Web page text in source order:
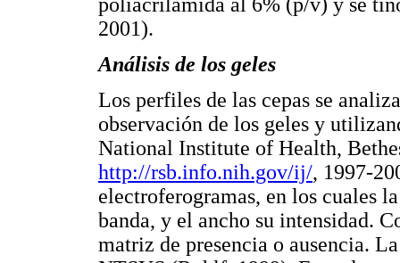
poliacrilamida al 6% (p/v) y se
2001).
Análisis de los geles
Los perfiles de las cepas se
observación de los geles y
National Institute of Health,
http://rsb.info.nih.gov/ij/, 1997-
electroferogramas, en los cuales
banda, y el ancho su intensidad.
matriz de presencia o ausencia.